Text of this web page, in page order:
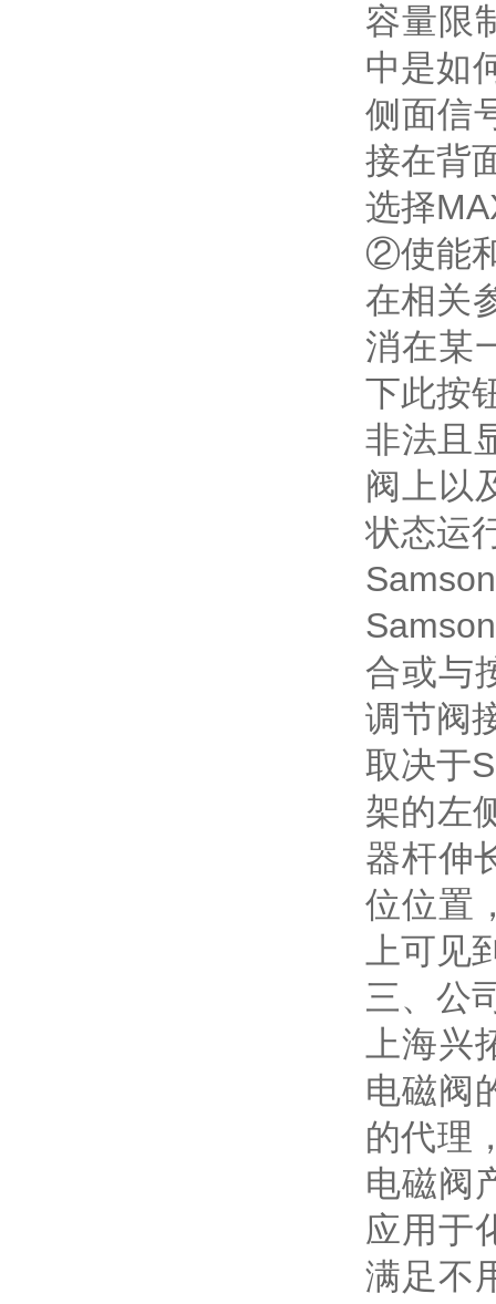
容量限
中是如
侧面信
接在背
选择
②使能
在相关
消在某
下此按
非法且
阀上以
状态运
合或与
调节阀
取决于
架的左
器杆伸
位位置
上可
三、公
上海
电磁阀
的代理
电磁阀
应用于
满足不